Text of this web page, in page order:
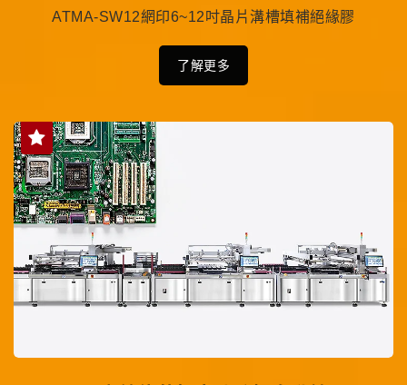
ATMA-SW12網印6~12吋晶片溝槽填補絕緣膠
了解更多